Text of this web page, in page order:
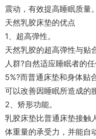
震动，有效提高睡眠质量。
天然乳胶床垫的优点
1、超高弹性。
天然乳胶的超高弹性与贴
人群?自然适应睡眠者的
5%?而普通床垫和身体
可以改善因睡眠所造成的
2、矫形功能。
乳胶床垫比普通床垫接触
体重量的承受力，并能自